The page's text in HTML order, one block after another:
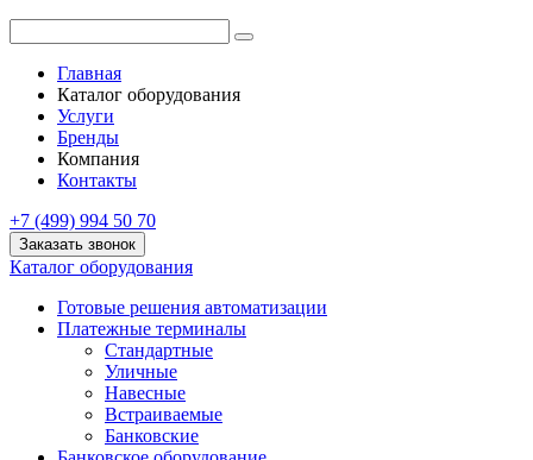
Главная
Каталог оборудования
Услуги
Бренды
Компания
Контакты
+7 (499) 994 50 70
Заказать звонок
Каталог оборудования
Готовые решения автоматизации
Платежные терминалы
Стандартные
Уличные
Навесные
Встраиваемые
Банковские